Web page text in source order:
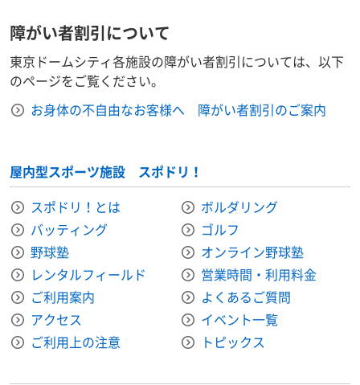
障がい者割引について
東京ドームシティ各施設の障がい者割引については、以下
のページをご覧ください。
お身体の不自由なお客様へ 障がい者割引のご案内
屋内型スポーツ施設 スポドリ！
スポドリ！とは
ボルダリング
バッティング
ゴルフ
野球塾
オンライン野球塾
レンタルフィールド
営業時間・利用料金
ご利用案内
よくあるご質問
アクセス
イベント一覧
ご利用上の注意
トピックス